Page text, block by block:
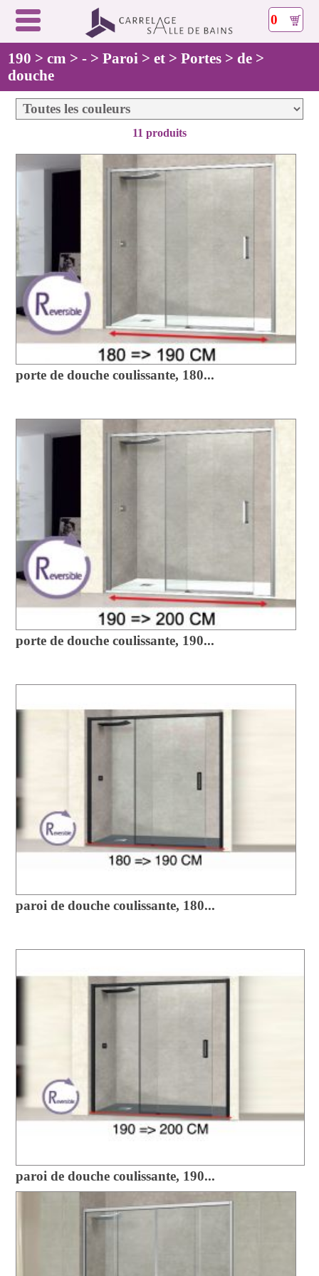
0
190 > cm > - > Paroi > et > Portes > de >
douche
11 produits
porte de douche coulissante, 180...
porte de douche coulissante, 190...
paroi de douche coulissante, 180...
paroi de douche coulissante, 190...